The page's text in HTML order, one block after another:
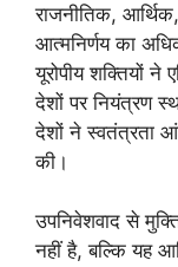
राजनीतिक,
आत्मनिर्णय का
यूरोपीय शक्तियों
देशों पर नियंत्रण
देशों ने स्वतंत्रता
की।
उपनिवेशवाद से
नहीं है, बल्कि यह